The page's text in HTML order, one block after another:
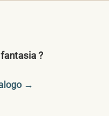
?
→